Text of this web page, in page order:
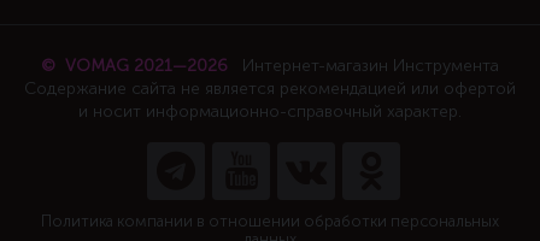
© VOMAG 2021—2026
Интернет-магазин Инструмента
Содержание сайта не является рекомендацией или офертой
и носит информационно-справочный характер.
Политика компании в отношении обработки персональных